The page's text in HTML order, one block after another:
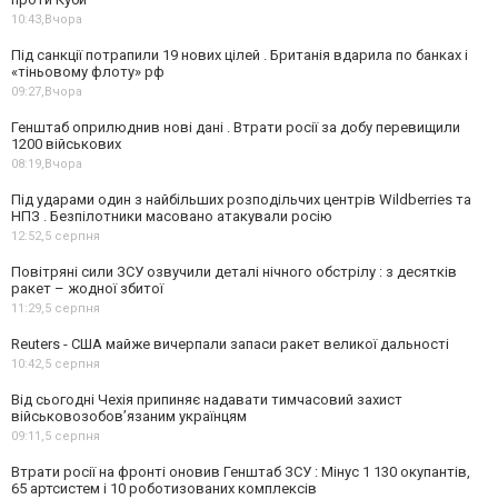
10:43, Вчора
Під санкції потрапили 19 нових цілей . Британія вдарила по банках і
«тіньовому флоту» рф
09:27, Вчора
Генштаб оприлюднив нові дані . Втрати росії за добу перевищили
1200 військових
08:19, Вчора
Під ударами один з найбільших розподільчих центрів Wildberries та
НПЗ . Безпілотники масовано атакували росію
12:52,5 серпня
Повітряні сили ЗСУ озвучили деталі нічного обстрілу : з десятків
ракет – жодної збитої
11:29,5 серпня
Reuters - США майже вичерпали запаси ракет великої дальності
10:42,5 серпня
Від сьогодні Чехія припиняє надавати тимчасовий захист
військовозобов’язаним українцям
09:11,5 серпня
Втрати росії на фронті оновив Генштаб ЗСУ : Мінус 1 130 окупантів,
65 артсистем і 10 роботизованих комплексів